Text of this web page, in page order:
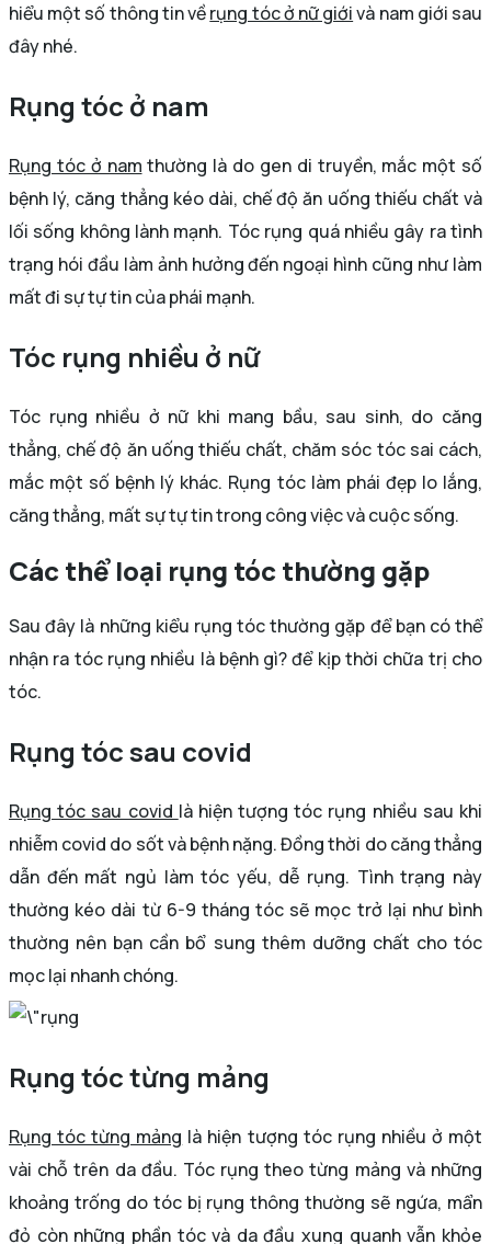
hiểu một số thông tin vềrụng tóc ở nữ giớivà nam giới sau
đây nhé.
Rụng tóc ở nam
Rụng tóc ở nam thường là do gen di truyền, mắc một số
bệnh lý, căng thẳng kéo dài, chế độ ăn uống thiếu chất và
lối sống không lành mạnh. Tóc rụng quá nhiều gây ra tình
trạng hói đầu làm ảnh hưởng đến ngoại hình cũng như làm
mất đi sự tự tin của phái mạnh.
Tóc rụng nhiều ở nữ
Tóc rụng nhiều ở nữ khi mang bầu, sau sinh, do căng
thẳng, chế độ ăn uống thiếu chất, chăm sóc tóc sai cách,
mắc một số bệnh lý khác. Rụng tóc làm phái đẹp lo lắng,
căng thẳng, mất sự tự tin trong công việc và cuộc sống.
Các thể loại rụng tóc thường gặp
Sau đây là những kiểu rụng tóc thường gặp để bạn có thể
nhận ra tóc rụng nhiều là bệnh gì? để kịp thời chữa trị cho
tóc.
Rụng tóc sau covid
Rụng tóc sau covid là hiện tượng tóc rụng nhiều sau khi
nhiễm covid do sốt và bệnh nặng. Đồng thời do căng thẳng
dẫn đến mất ngủ làm tóc yếu, dễ rụng. Tình trạng này
thường kéo dài từ 6-9 tháng tóc sẽ mọc trở lại như bình
thường nên bạn cần bổ sung thêm dưỡng chất cho tóc
mọc lại nhanh chóng.
Rụng tóc từng mảng
Rụng tóc từng mảng là hiện tượng tóc rụng nhiều ở một
vài chỗ trên da đầu. Tóc rụng theo từng mảng và những
khoảng trống do tóc bị rụng thông thường sẽ ngứa, mẩn
đỏ còn những phần tóc và da đầu xung quanh vẫn khỏe